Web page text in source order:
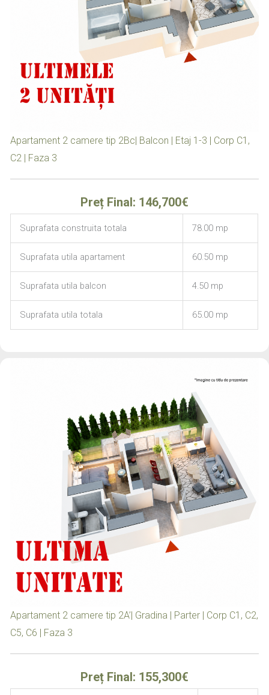
Apartament 2 camere tip 2Bc| Balcon | Etaj 1-3 | Corp C1,
C2 | Faza 3
Preț Final: 146,700€
Suprafata construita totala 78.00 mp
Suprafata utila apartament 60.50 mp
Suprafata utila balcon 4.50 mp
Suprafata utila totala 65.00 mp
Apartament 2 camere tip 2A’| Gradina | Parter | Corp C1, C2,
C5, C6 | Faza 3
Preț Final: 155,300€